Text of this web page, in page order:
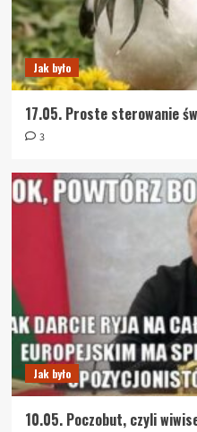
Jak było
17.05. Proste sterowanie
3
Jak było
10.05. Poczobut, czyli